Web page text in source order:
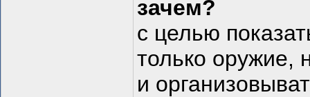
зачем?
с целью
только оружие,
и